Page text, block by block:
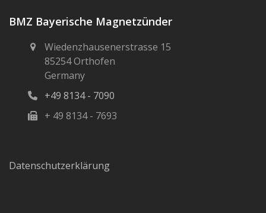
BMZ Bayerische Magnetzünder
Wiedenzhausenerstrasse 15
85254 Orthofen
Germany
+49 8134 - 7090
+ 49 8134 - 7693
Datenschutzerklärung